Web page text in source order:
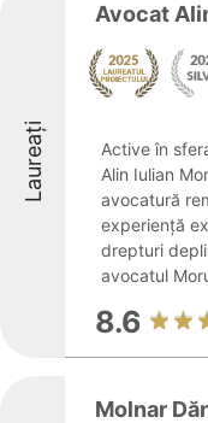
Laureați
Avocat
Active în
Alin Iulian
avocatură
experiență
drepturi
avocatul
8.6
Molnar